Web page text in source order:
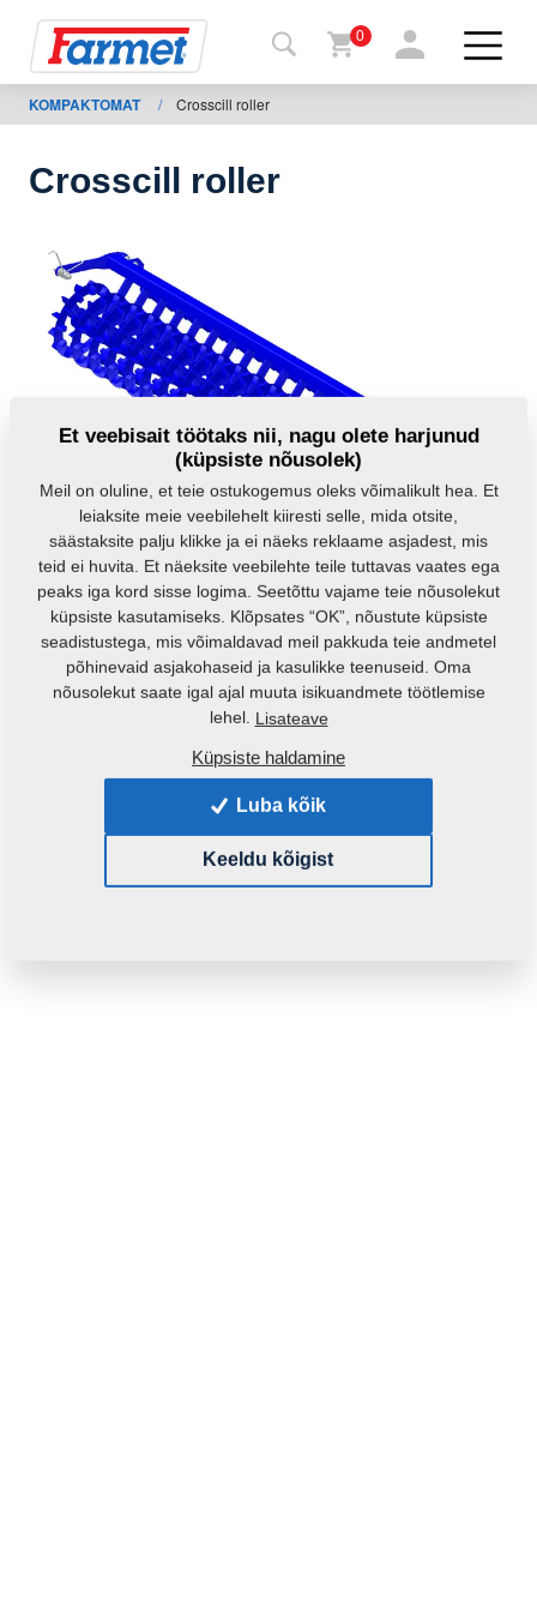
Farmeti
Minu
masinad
Allalaadimiseks
0
KOMPAKTOMAT / Crosscill roller
Crosscill roller
3004329
See varuosa sobib ka järgmistele masinatele:
400,4930 Kg
Et veebisait töötaks nii, nagu olete harjunud
(küpsiste nõusolek)
Meil on oluline, et teie ostukogemus oleks võimalikult hea. Et
leiaksite meie veebilehelt kiiresti selle, mida otsite,
säästaksite palju klikke ja ei näeks reklaame asjadest, mis
teid ei huvita. Et näeksite veebilehte teile tuttavas vaates ega
peaks iga kord sisse logima. Seetõttu vajame teie nõusolekut
küpsiste kasutamiseks. Klõpsates “OK”, nõustute küpsiste
seadistustega, mis võimaldavad meil pakkuda teie andmetel
põhinevaid asjakohaseid ja kasulikke teenuseid. Oma
nõusolekut saate igal ajal muuta isikuandmete töötlemise
lehel. Lisateave
Küpsiste haldamine
Luba kõik
Keeldu kõigist